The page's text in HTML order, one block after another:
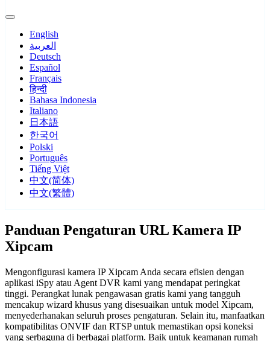
English
العربية
Deutsch
Español
Français
हिन्दी
Bahasa Indonesia
Italiano
日本語
한국어
Polski
Português
Tiếng Việt
中文(简体)
中文(繁體)
Panduan Pengaturan URL Kamera IP
Xipcam
Mengonfigurasi kamera IP Xipcam Anda secara efisien dengan
aplikasi iSpy atau Agent DVR kami yang mendapat peringkat
tinggi. Perangkat lunak pengawasan gratis kami yang tangguh
mencakup wizard khusus yang disesuaikan untuk model Xipcam,
menyederhanakan seluruh proses pengaturan. Selain itu, manfaatkan
kompatibilitas ONVIF dan RTSP untuk memastikan opsi koneksi
yang serbaguna di berbagai platform. Baik untuk keamanan rumah